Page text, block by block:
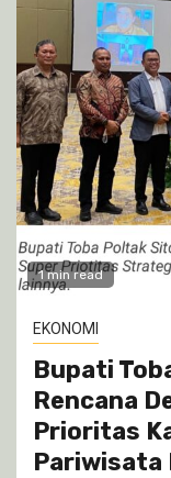
1 min read
EKONOMI
Bupati
Rencana
Prioritas
Pariwisata